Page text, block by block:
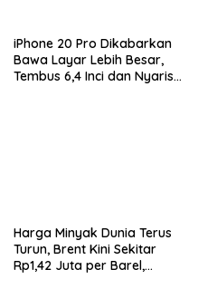
iPhone 20 Pro Dikabarkan
Bawa Layar Lebih Besar,
Tembus 6,4 Inci dan Nyaris
Harga Minyak Dunia Terus
Turun, Brent Kini Sekitar
Rp1,42 Juta per Barel,